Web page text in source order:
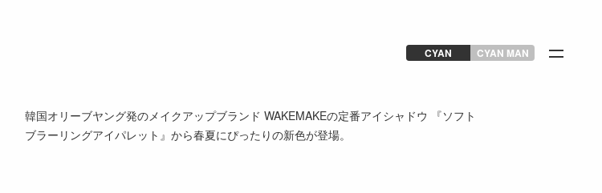
CYAN CYAN MAN
韓国オリーブヤング発のメイクアップブランド WAKEMAKEの定番アイシャドウ 『ソフト
ブラーリングアイパレット』から春夏にぴったりの新色が登場。